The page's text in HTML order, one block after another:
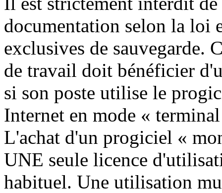
documentation selon la loi
exclusives de sauvegarde.
de travail doit bénéficier
si son poste utilise le
Internet en mode «
L'achat d'un progiciel «
UNE seule licence
habituel. Une utilisation